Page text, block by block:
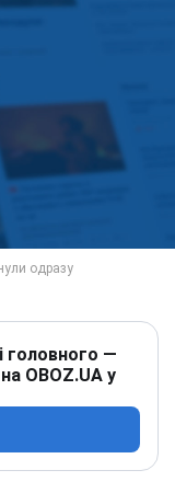
головного —
OBOZ.UA у